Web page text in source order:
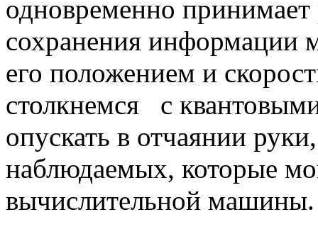
одновременно
сохранения информации
его положением и
столкнемся с
опускать в отчаянии
наблюдаемых, которые
вычислительной машины.